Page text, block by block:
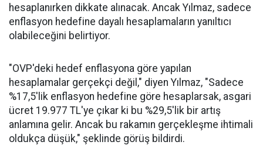
hesaplanırken dikkate alınacak. Ancak Yılmaz, sadece
enflasyon hedefine dayalı hesaplamaların yanıltıcı
olabileceğini belirtiyor.
"OVP'deki hedef enflasyona göre yapılan
hesaplamalar gerçekçi değil," diyen Yılmaz, "Sadece
%17,5'lik enflasyon hedefine göre hesaplarsak, asgari
ücret 19.977 TL'ye çıkar ki bu %29,5'lik bir artış
anlamına gelir. Ancak bu rakamın gerçekleşme ihtimali
oldukça düşük," şeklinde görüş bildirdi.